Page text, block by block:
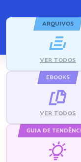
ARQUIVOS
VER TODOS
EBOOKS
VER TODOS
GUIA DE